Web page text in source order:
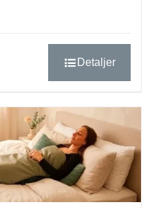
Detaljer